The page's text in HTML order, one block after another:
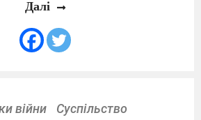
Далі
війни Суспільство